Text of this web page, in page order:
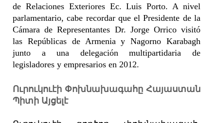
de Relaciones Exteriores Ec. Luis Porto. A nivel
parlamentario, cabe recordar que el Presidente de la
Cámara de Representantes Dr. Jorge Orrico visitó
las Repúblicas de Armenia y Nagorno Karabagh
junto a una delegación multipartidaria de
legisladores y empresarios en 2012.
Ուրուկուէի Փոխնախագահը Հայաստան
Պիտի Այցելէ